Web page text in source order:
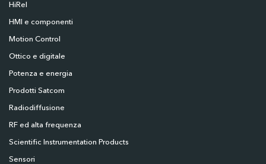
HiRel
HMI e componenti
Motion Control
Ottico e digitale
Potenza e energia
Prodotti Satcom
Radiodiffusione
RF ed alta frequenza
Scientific Instrumentation Products
Sensori